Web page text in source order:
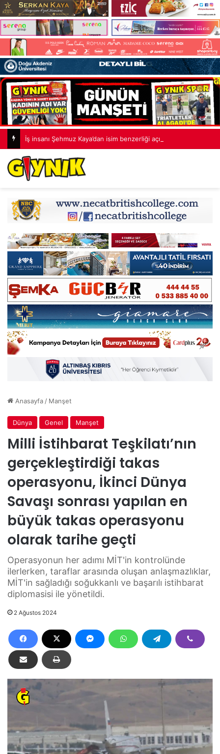
İş insanı Şehmuz Kaya’dan isim benzerliği açıklaması
Anasayfa/ Manşet
Dünya Genel Manşet
Milli İstihbarat Teşkilatı’nın
gerçekleştirdiği takas
operasyonu, İkinci Dünya
Savaşı sonrası yapılan en
büyük takas operasyonu
olarak tarihe geçti
Operasyonun her adımı MİT'in kontrolünde
ilerlerken, taraflar arasında oluşan anlaşmazlıklar,
MİT'in sağladığı soğukkanlı ve başarılı istihbarat
diplomasisi ile yönetildi.
2 Ağustos 2024